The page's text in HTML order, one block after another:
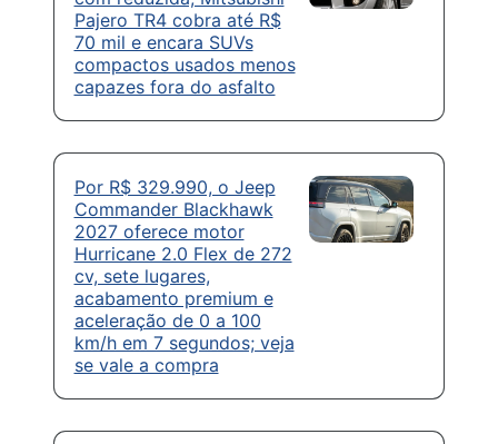
Pajero TR4 cobra até R$
70 mil e encara SUVs
compactos usados menos
capazes fora do asfalto
Por R$ 329.990, o Jeep
Commander Blackhawk
2027 oferece motor
Hurricane 2.0 Flex de 272
cv, sete lugares,
acabamento premium e
aceleração de 0 a 100
km/h em 7 segundos; veja
se vale a compra